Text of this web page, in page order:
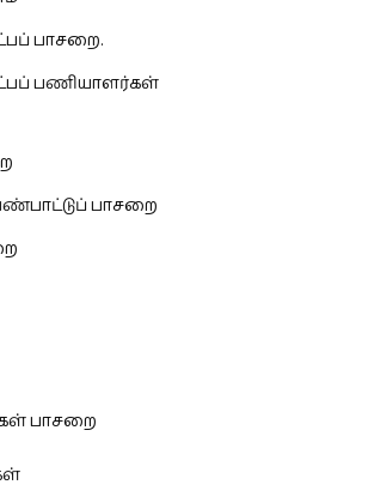
பாசறை.
பணியாளர்கள்
பாசறை
பாசறை